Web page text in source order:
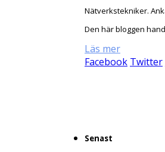
Nätverkstekniker.
Den här bloggen
Läs mer
Facebook Twitter
Senast